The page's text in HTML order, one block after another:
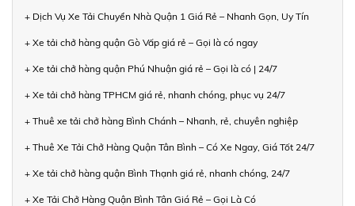
+ Dịch Vụ Xe Tải Chuyển Nhà Quận 1 Giá Rẻ – Nhanh Gọn, Uy Tín
+ Xe tải chở hàng quận Gò Vấp giá rẻ – Gọi là có ngay
+ Xe tải chở hàng quận Phú Nhuận giá rẻ – Gọi là có | 24/7
+ Xe tải chở hàng TPHCM giá rẻ, nhanh chóng, phục vụ 24/7
+ Thuê xe tải chở hàng Bình Chánh – Nhanh, rẻ, chuyên nghiệp
+ Thuê Xe Tải Chở Hàng Quận Tân Bình – Có Xe Ngay, Giá Tốt 24/7
+ Xe tải chở hàng quận Bình Thạnh giá rẻ, nhanh chóng, 24/7
+ Xe Tải Chở Hàng Quận Bình Tân Giá Rẻ – Gọi Là Có